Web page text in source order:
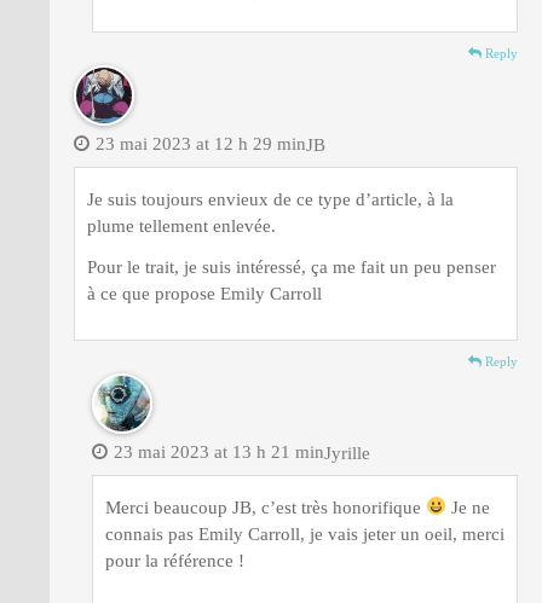
Reply
JB
23 mai 2023 at 12 h 29 min
Je suis toujours envieux de ce type d’article, à la
plume tellement enlevée.
Pour le trait, je suis intéressé, ça me fait un peu penser
à ce que propose Emily Carroll
Reply
Jyrille
23 mai 2023 at 13 h 21 min
Merci beaucoup JB, c’est très honorifique
Je ne
connais pas Emily Carroll, je vais jeter un oeil, merci
pour la référence !